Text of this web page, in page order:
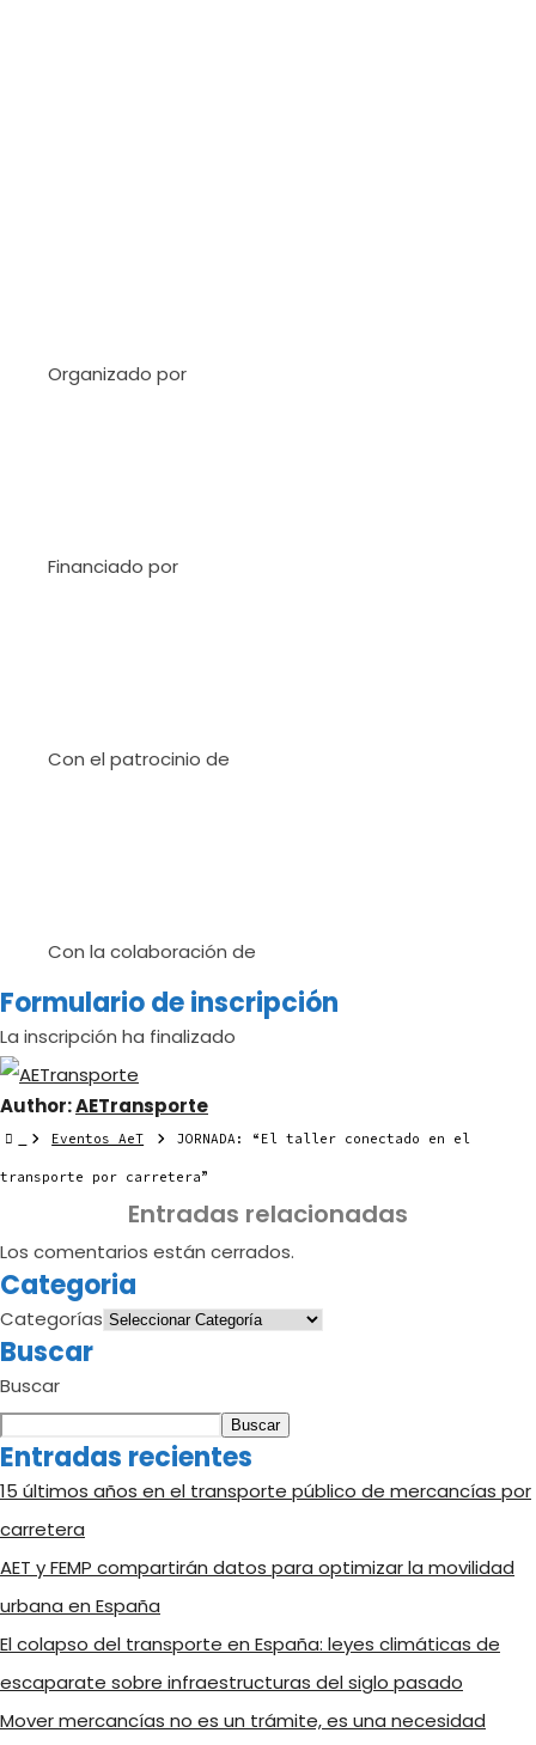
Organizado por
Financiado por
Con el patrocinio de
Con la colaboración de
Formulario de inscripción
La inscripción ha finalizado
Author:AETransporte
Eventos AeT JORNADA: “El taller conectado en el
transporte por carretera”
Entradas relacionadas
Los comentarios están cerrados.
Categoria
Categorías
Buscar
Buscar
Buscar
Entradas recientes
15 últimos años en el transporte público de mercancías por
carretera
AET y FEMP compartirán datos para optimizar la movilidad
urbana en España
El colapso del transporte en España: leyes climáticas de
escaparate sobre infraestructuras del siglo pasado
Mover mercancías no es un trámite, es una necesidad